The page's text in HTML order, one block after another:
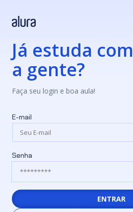
Já estuda com
a gente?
Faça seu login e boa aula!
E-mail
Senha
ENTRAR